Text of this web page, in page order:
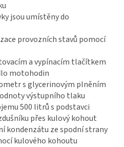
jsou umístěny do
provozních stavů pomocí
a vypínacím tlačítkem
motohodin
s glycerinovým plněním
výstupního tlaku
500 litrů s podstavci
přes kulový kohout
kondenzátu ze spodní strany
kulového kohoutu